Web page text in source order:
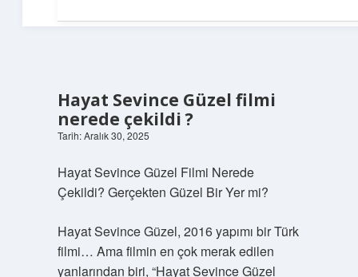
Hayat Sevince Güzel filmi
nerede çekildi ?
Tarih: Aralık 30, 2025
Hayat Sevince Güzel Filmi Nerede
Çekildi? Gerçekten Güzel Bir Yer mi?
Hayat Sevince Güzel, 2016 yapımı bir Türk
filmi… Ama filmin en çok merak edilen
yanlarından biri, “Hayat Sevince Güzel